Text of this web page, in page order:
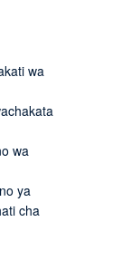
wa
wa
ya
cha